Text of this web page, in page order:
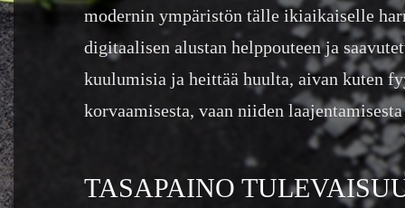
modernin ympäristön tälle ikiaikaiselle
digitaalisen alustan helppouteen ja
kuulumisia ja heittää huulta, aivan kuten
korvaamisesta, vaan niiden
TASAPAINO